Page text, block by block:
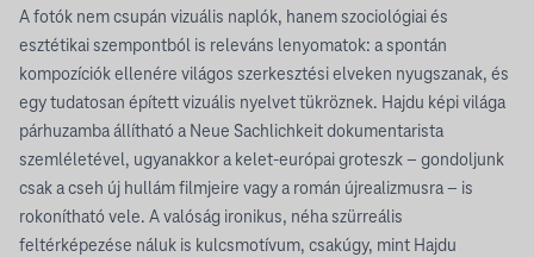
A fotók nem csupán vizuális naplók, hanem szociológiai és
esztétikai szempontból is releváns lenyomatok: a spontán
kompozíciók ellenére világos szerkesztési elveken nyugszanak, és
egy tudatosan épített vizuális nyelvet tükröznek. Hajdu képi világa
párhuzamba állítható a Neue Sachlichkeit dokumentarista
szemléletével, ugyanakkor a kelet-európai groteszk – gondoljunk
csak a cseh új hullám filmjeire vagy a román újrealizmusra – is
rokonítható vele. A valóság ironikus, néha szürreális
feltérképezése náluk is kulcsmotívum, csakúgy, mint Hajdu